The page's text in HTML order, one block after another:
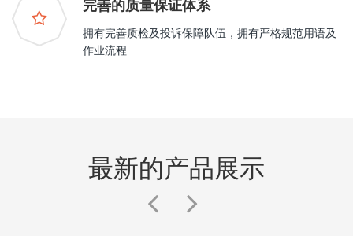
完善的质量保证体系
拥有完善质检及投诉保障队伍，拥有严格规范用语及
作业流程
最新的产品展示